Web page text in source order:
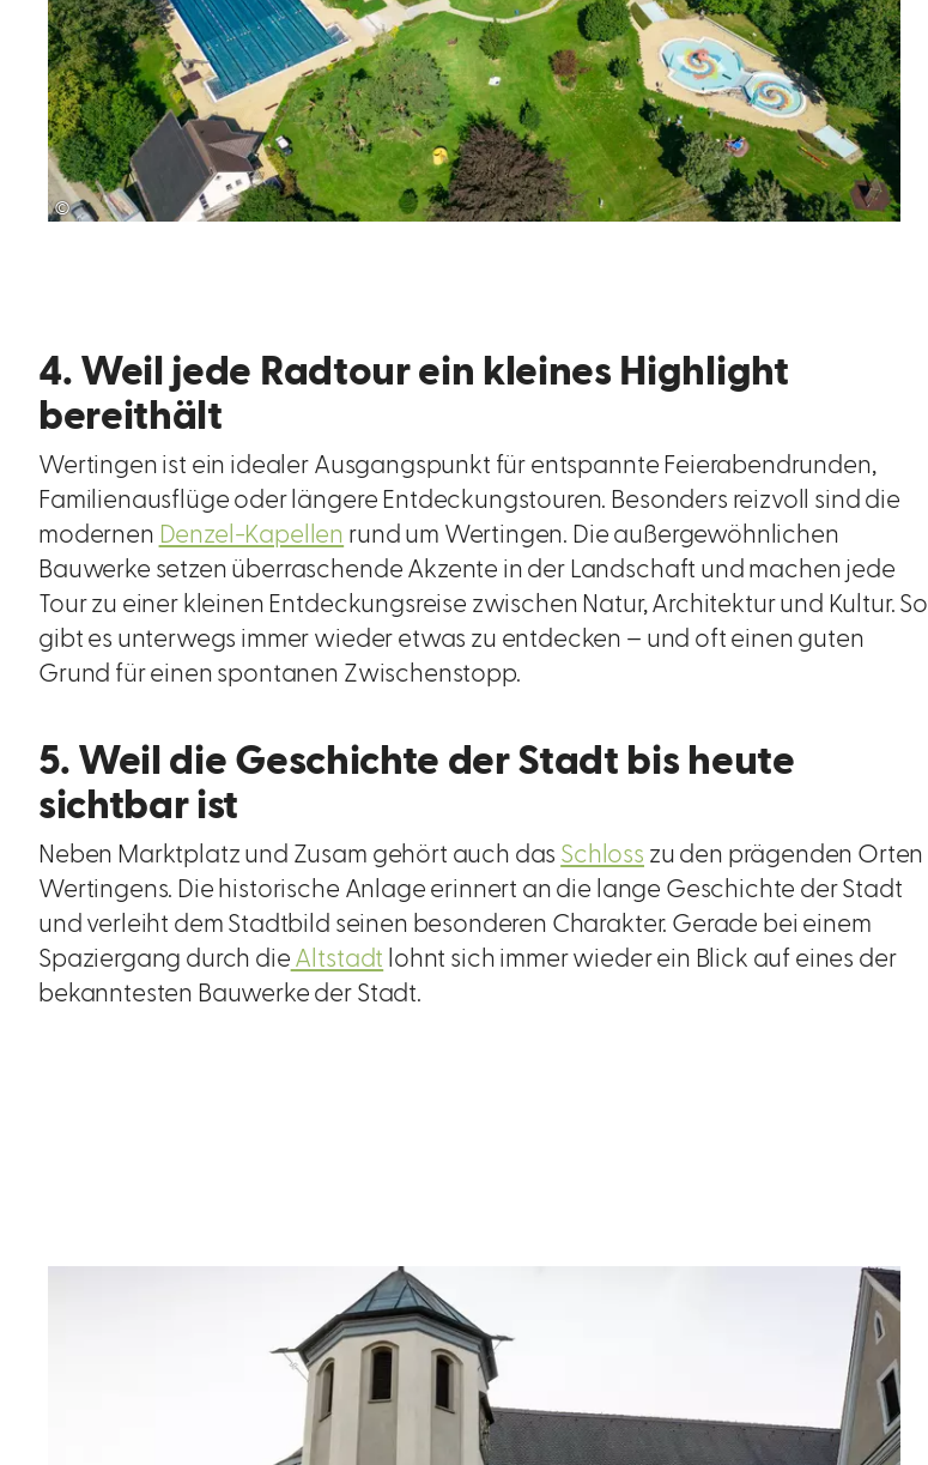
©
4. Weil jede Radtour ein kleines Highlight
bereithält
Wertingen ist ein idealer Ausgangspunkt für entspannte Feierabendrunden,
Familienausflüge oder längere Entdeckungstouren. Besonders reizvoll sind die
modernen Denzel-Kapellen rund um Wertingen. Die außergewöhnlichen
Bauwerke setzen überraschende Akzente in der Landschaft und machen jede
Tour zu einer kleinen Entdeckungsreise zwischen Natur, Architektur und Kultur. So
gibt es unterwegs immer wieder etwas zu entdecken – und oft einen guten
Grund für einen spontanen Zwischenstopp.
5. Weil die Geschichte der Stadt bis heute
sichtbar ist
Neben Marktplatz und Zusam gehört auch das Schloss zu den prägenden Orten
Wertingens. Die historische Anlage erinnert an die lange Geschichte der Stadt
und verleiht dem Stadtbild seinen besonderen Charakter. Gerade bei einem
Spaziergang durch die Altstadt lohnt sich immer wieder ein Blick auf eines der
bekanntesten Bauwerke der Stadt.